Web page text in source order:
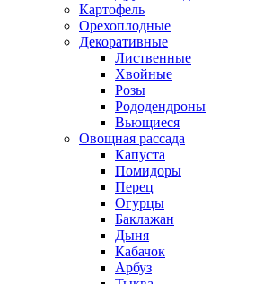
Картофель
Орехоплодные
Декоративные
Лиственные
Хвойные
Розы
Рододендроны
Вьющиеся
Овощная рассада
Капуста
Помидоры
Перец
Огурцы
Баклажан
Дыня
Кабачок
Арбуз